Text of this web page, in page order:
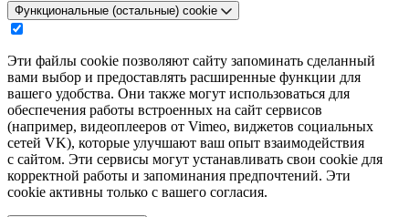
Функциональные (остальные) cookie
Эти файлы cookie позволяют сайту запоминать сделанный
вами выбор и предоставлять расширенные функции для
вашего удобства. Они также могут использоваться для
обеспечения работы встроенных на сайт сервисов
(например, видеоплееров от Vimeo, виджетов социальных
сетей VK), которые улучшают ваш опыт взаимодействия
с сайтом. Эти сервисы могут устанавливать свои cookie для
корректной работы и запоминания предпочтений. Эти
cookie активны только с вашего согласия.